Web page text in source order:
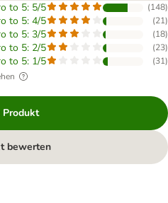
to 5: 5/5 (148)
to 5: 4/5 (21)
to 5: 3/5 (18)
to 5: 2/5 (23)
to 5: 1/5 (31)
Produkt
bewerten